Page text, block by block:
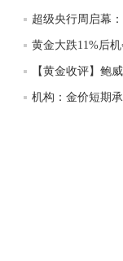
度。70一50？。
徐文婷：带上止
师财经号主页：
匿名网友-中金